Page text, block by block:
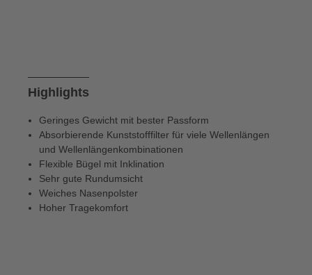
Highlights
Geringes Gewicht mit bester Passform
Absorbierende Kunststofffilter für viele Wellenlängen
und Wellenlängenkombinationen
Flexible Bügel mit Inklination
Sehr gute Rundumsicht
Weiches Nasenpolster
Hoher Tragekomfort